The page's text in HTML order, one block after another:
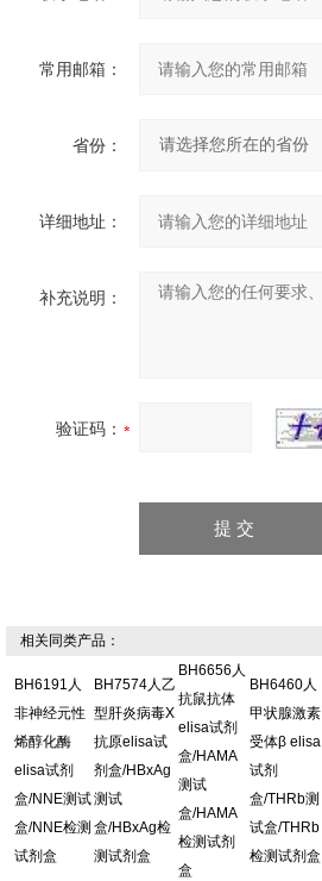
常用邮箱：
省份：
详细地址：
补充说明：
验证码：
相关同类产品：
BH6191人
非神经元性
烯醇化酶
elisa试剂
盒/NNE测试
盒/NNE检测
试剂盒
BH7574人乙
型肝炎病毒X
抗原elisa试
剂盒/HBxAg
测试
盒/HBxAg检
测试剂盒
BH6656人
抗鼠抗体
elisa试剂
盒/HAMA
测试
盒/HAMA
检测试剂
盒
BH6460人
甲状腺激素
受体β elisa
试剂
盒/THRb测
试盒/THRb
检测试剂盒